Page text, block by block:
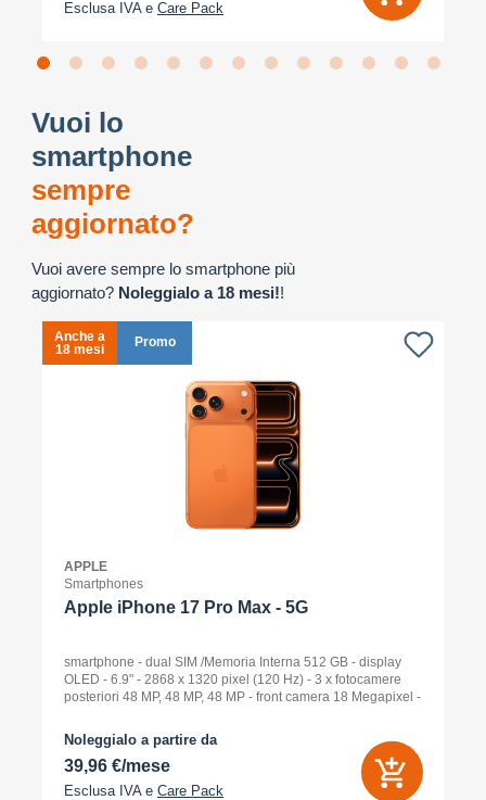
Esclusa IVA e Care Pack
Vuoi lo
smartphone
sempre
aggiornato?
Vuoi avere sempre lo smartphone più
aggiornato? Noleggialo a 18 mesi!!
Anche a
18 mesi
Promo
APPLE
Smartphones
Apple iPhone 17 Pro Max - 5G
smartphone - dual SIM /Memoria Interna 512 GB - display
OLED - 6.9" - 2868 x 1320 pixel (120 Hz) - 3 x fotocamere
posteriori 48 MP, 48 MP, 48 MP - front camera 18 Megapixel -
Noleggialo a partire da
39,96 €/mese
Esclusa IVA e Care Pack